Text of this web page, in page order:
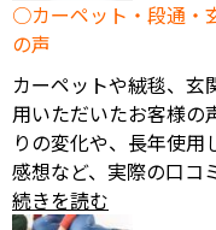
カーペット・段通・
の声
カーペットや絨毯、玄
用いただいたお客様の
りの変化や、長年使
感想など、実際の口コ
続きを読む